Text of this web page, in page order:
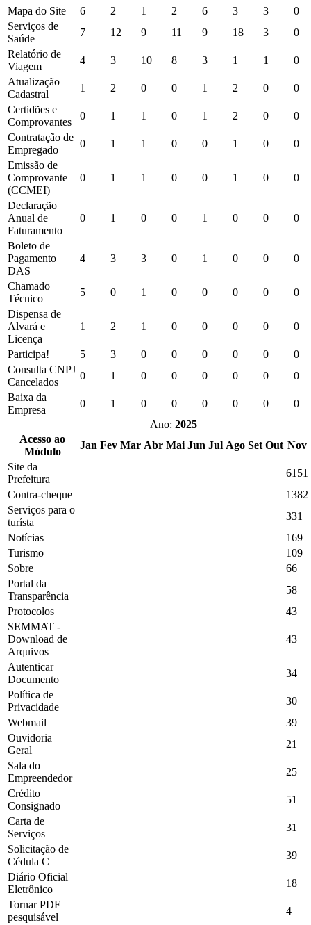
Mapa do Site
6 2 1 2 6 3 3
0
Serviços de
Saúde
7 12 9 11 9 18 3
0
Relatório de
Viagem
4 3 10 8 3 1 1
0
Atualização
Cadastral
1 2 0 0 1 2 0
0
Certidões e
Comprovantes
0 1 1 0 1 2 0
0
Contratação de
Empregado
0 1 1 0 0 1 0
0
Emissão de
Comprovante
(CCMEI)
0 1 1 0 0 1 0 0
Declaração
Anual de
Faturamento
0 1 0 0 1 0 0 0
Boleto de
Pagamento
DAS
4 3 3 0 1 0 0 0
Chamado
Técnico
5 0 1 0 0 0 0
0
Dispensa de
Alvará e
Licença
1 2 1 0 0 0 0 0
Participa! 5 3 0 0 0 0 0
0
Consulta CNPJ
Cancelados
0 1 0 0 0 0 0
0
Baixa da
Empresa
0 1 0 0 0 0 0
0
Ano: 2025
Acesso ao
Módulo
Jan Fev Mar Abr Mai Jun Jul Ago Set Out Nov
Site da
Prefeitura
6151
Contra-cheque
1382
Serviços para o
turísta
331
Notícias
169
Turismo
109
Sobre
66
Portal da
Transparência
58
Protocolos
43
SEMMAT -
Download de
Arquivos
43
Autenticar
Documento
34
Política de
Privacidade
30
Webmail
39
Ouvidoria
Geral
21
Sala do
Empreendedor
25
Crédito
Consignado
51
Carta de
Serviços
31
Solicitação de
Cédula C
39
Diário Oficial
Eletrônico
18
Tornar PDF
pesquisável
4